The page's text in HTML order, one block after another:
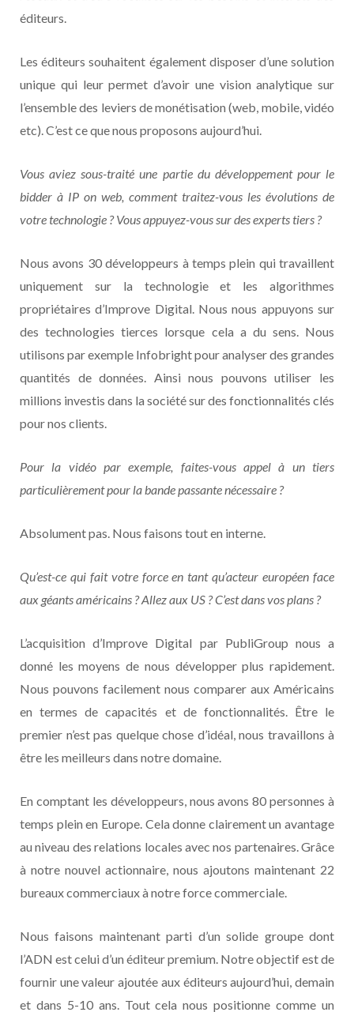
éditeurs.
Les éditeurs souhaitent également disposer d’une solution
unique qui leur permet d’avoir une vision analytique sur
l’ensemble des leviers de monétisation (web, mobile, vidéo
etc). C’est ce que nous proposons aujourd’hui.
Vous aviez sous-traité une partie du développement pour le
bidder à IP on web, comment traitez-vous les évolutions de
votre technologie ? Vous appuyez-vous sur des experts tiers ?
Nous avons 30 développeurs à temps plein qui travaillent
uniquement sur la technologie et les algorithmes
propriétaires d’Improve Digital. Nous nous appuyons sur
des technologies tierces lorsque cela a du sens. Nous
utilisons par exemple Infobright pour analyser des grandes
quantités de données. Ainsi nous pouvons utiliser les
millions investis dans la société sur des fonctionnalités clés
pour nos clients.
Pour la vidéo par exemple, faites-vous appel à un tiers
particulièrement pour la bande passante nécessaire ?
Absolument pas. Nous faisons tout en interne.
Qu’est-ce qui fait votre force en tant qu’acteur européen face
aux géants américains ? Allez aux US ? C’est dans vos plans ?
L’acquisition d’Improve Digital par PubliGroup nous a
donné les moyens de nous développer plus rapidement.
Nous pouvons facilement nous comparer aux Américains
en termes de capacités et de fonctionnalités. Être le
premier n’est pas quelque chose d’idéal, nous travaillons à
être les meilleurs dans notre domaine.
En comptant les développeurs, nous avons 80 personnes à
temps plein en Europe. Cela donne clairement un avantage
au niveau des relations locales avec nos partenaires. Grâce
à notre nouvel actionnaire, nous ajoutons maintenant 22
bureaux commerciaux à notre force commerciale.
Nous faisons maintenant parti d’un solide groupe dont
l’ADN est celui d’un éditeur premium. Notre objectif est de
fournir une valeur ajoutée aux éditeurs aujourd’hui, demain
et dans 5-10 ans. Tout cela nous positionne comme un